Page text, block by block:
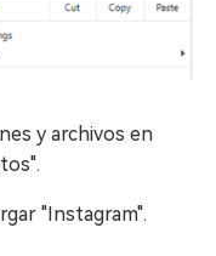
y archivos en
"Instagram".